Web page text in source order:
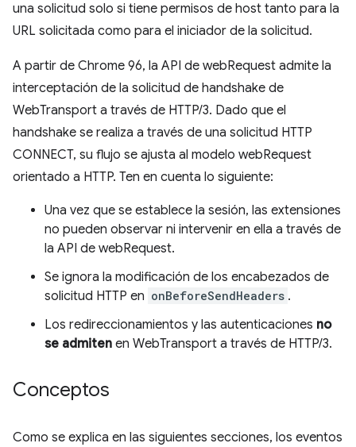
una solicitud solo si tiene permisos de host tanto para la
URL solicitada como para el iniciador de la solicitud.
A partir de Chrome 96, la API de webRequest admite la
interceptación de la solicitud de handshake de
WebTransport a través de HTTP/3. Dado que el
handshake se realiza a través de una solicitud HTTP
CONNECT, su flujo se ajusta al modelo webRequest
orientado a HTTP. Ten en cuenta lo siguiente:
Una vez que se establece la sesión, las extensiones
no pueden observar ni intervenir en ella a través de
la API de webRequest.
Se ignora la modificación de los encabezados de
solicitud HTTP en onBeforeSendHeaders .
Los redireccionamientos y las autenticaciones no
se admiten en WebTransport a través de HTTP/3.
Conceptos
Como se explica en las siguientes secciones, los eventos